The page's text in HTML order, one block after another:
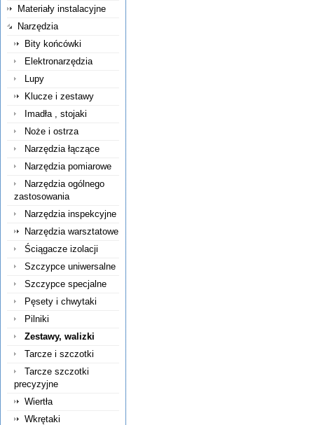
Materiały instalacyjne
Narzędzia
Bity końcówki
Elektronarzędzia
Lupy
Klucze i zestawy
Imadła , stojaki
Noże i ostrza
Narzędzia łączące
Narzędzia pomiarowe
Narzędzia ogólnego
zastosowania
Narzędzia inspekcyjne
Narzędzia warsztatowe
Ściągacze izolacji
Szczypce uniwersalne
Szczypce specjalne
Pęsety i chwytaki
Pilniki
Zestawy, walizki
Tarcze i szczotki
Tarcze szczotki
precyzyjne
Wiertła
Wkrętaki